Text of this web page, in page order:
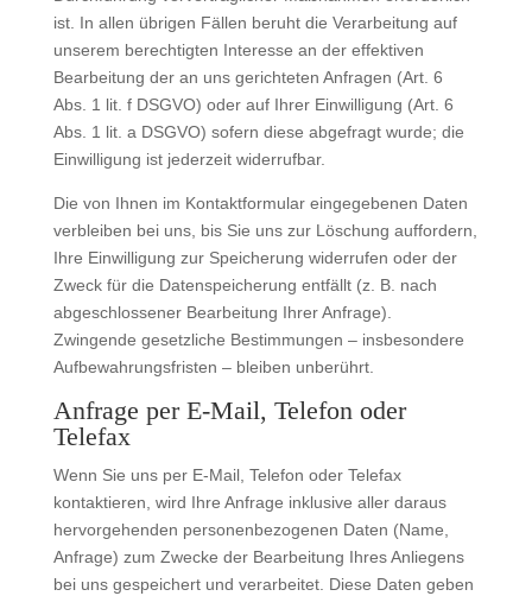
ist. In allen übrigen Fällen beruht die Verarbeitung auf
unserem berechtigten Interesse an der effektiven
Bearbeitung der an uns gerichteten Anfragen (Art. 6
Abs. 1 lit. f DSGVO) oder auf Ihrer Einwilligung (Art. 6
Abs. 1 lit. a DSGVO) sofern diese abgefragt wurde; die
Einwilligung ist jederzeit widerrufbar.
Die von Ihnen im Kontaktformular eingegebenen Daten
verbleiben bei uns, bis Sie uns zur Löschung auffordern,
Ihre Einwilligung zur Speicherung widerrufen oder der
Zweck für die Datenspeicherung entfällt (z. B. nach
abgeschlossener Bearbeitung Ihrer Anfrage).
Zwingende gesetzliche Bestimmungen – insbesondere
Aufbewahrungsfristen – bleiben unberührt.
Anfrage per E-Mail, Telefon oder
Telefax
Wenn Sie uns per E-Mail, Telefon oder Telefax
kontaktieren, wird Ihre Anfrage inklusive aller daraus
hervorgehenden personenbezogenen Daten (Name,
Anfrage) zum Zwecke der Bearbeitung Ihres Anliegens
bei uns gespeichert und verarbeitet. Diese Daten geben